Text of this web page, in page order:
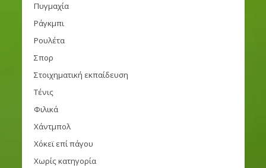
Πυγμαχία
Ράγκμπι
Ρουλέτα
Σπορ
Στοιχηματική εκπαίδευση
Τένις
Φιλικά
Χάντμπολ
Χόκεϊ επί πάγου
Χωρίς κατηγορία